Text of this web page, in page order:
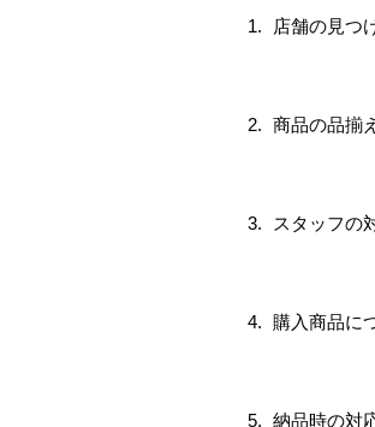
店舗の見つ
商品の品揃え
スタッフの
購入商品に
納品時の対